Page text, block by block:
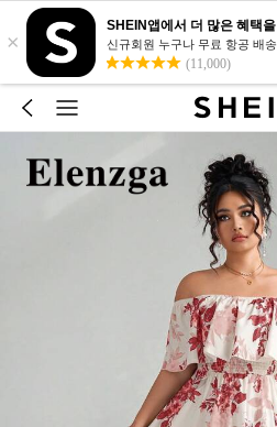
× 신규회원 누구나 무료 항공 배송
(11,000)